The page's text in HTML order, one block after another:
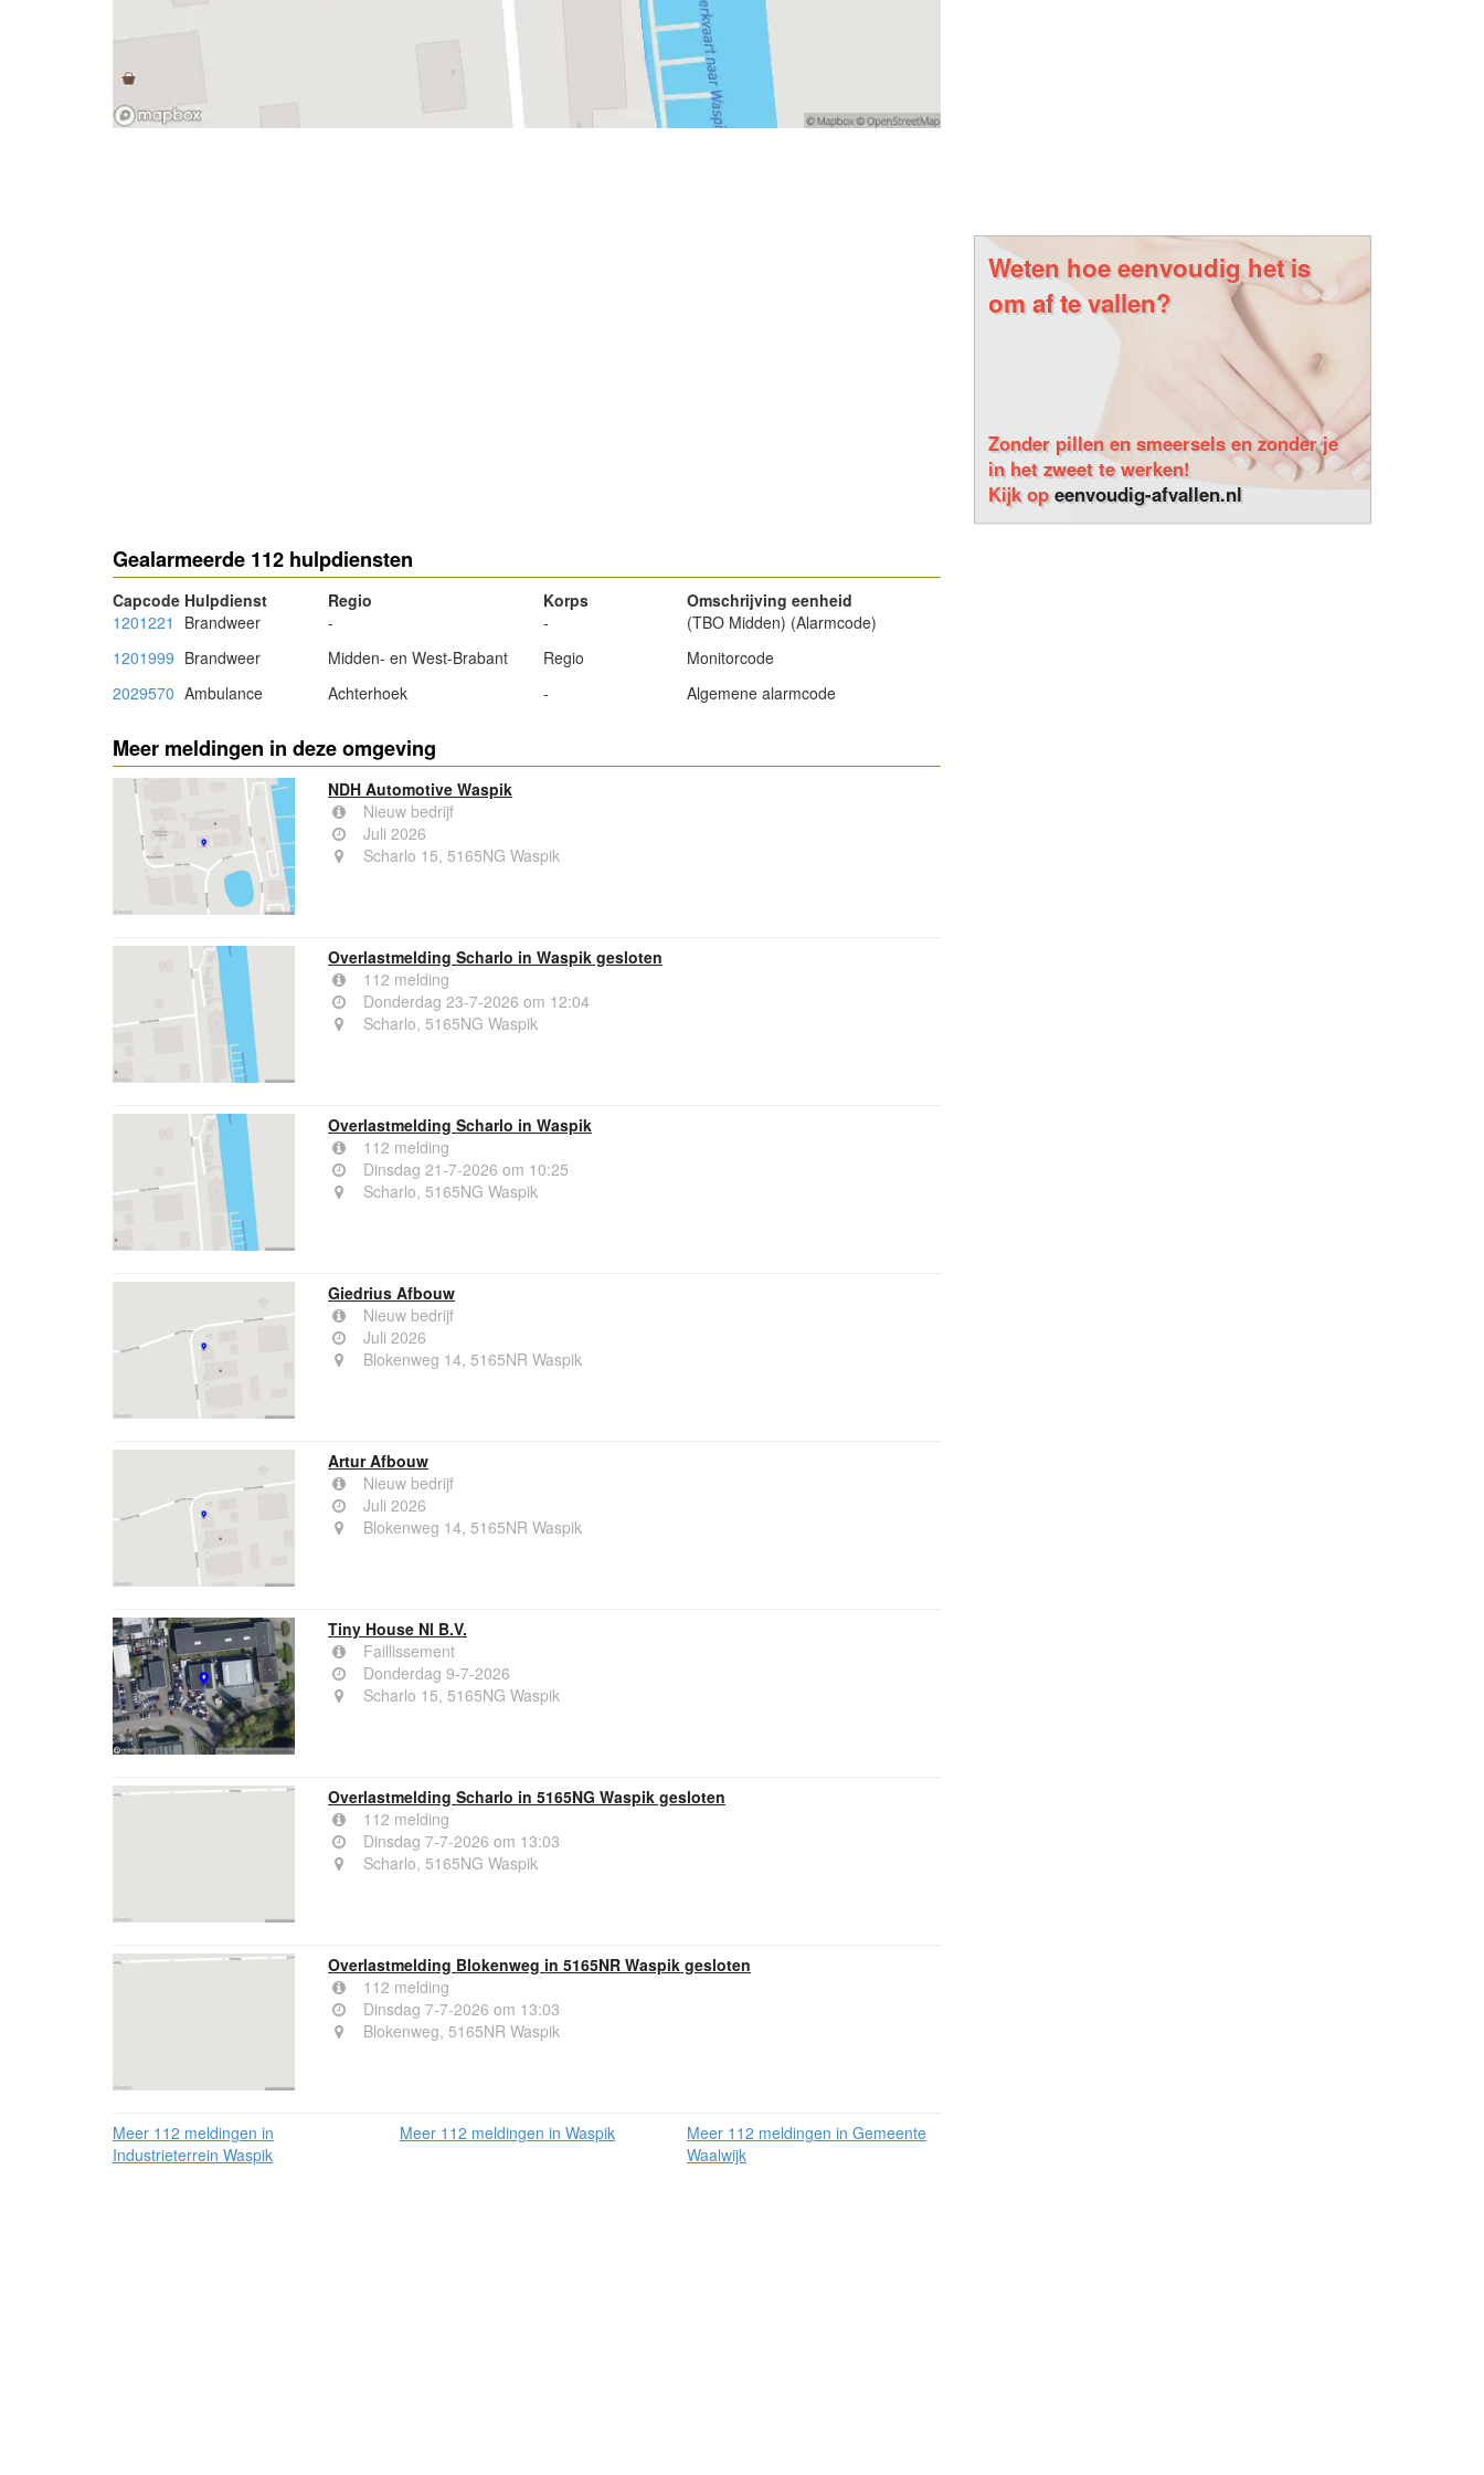
Gealarmeerde 112 hulpdiensten
Capcode Hulpdienst Regio Korps
Omschrijving eenheid
1201221
Brandweer - -
(TBO Midden) (Alarmcode)
1201999 Brandweer Midden- en West-Brabant Regio
Monitorcode
2029570 Ambulance Achterhoek - Algemene alarmcode
Meer meldingen in deze omgeving
NDH Automotive Waspik
Nieuw bedrijf
Juli 2026
Scharlo 15, 5165NG Waspik
Overlastmelding Scharlo in Waspik gesloten
112 melding
Donderdag 23-7-2026 om 12:04
Scharlo, 5165NG Waspik
Overlastmelding Scharlo in Waspik
112 melding
Dinsdag 21-7-2026 om 10:25
Scharlo, 5165NG Waspik
Giedrius Afbouw
Nieuw bedrijf
Juli 2026
Blokenweg 14, 5165NR Waspik
Artur Afbouw
Nieuw bedrijf
Juli 2026
Blokenweg 14, 5165NR Waspik
Tiny House Nl B.V.
Faillissement
Donderdag 9-7-2026
Scharlo 15, 5165NG Waspik
Overlastmelding Scharlo in 5165NG Waspik gesloten
112 melding
Dinsdag 7-7-2026 om 13:03
Scharlo, 5165NG Waspik
Overlastmelding Blokenweg in 5165NR Waspik gesloten
112 melding
Dinsdag 7-7-2026 om 13:03
Blokenweg, 5165NR Waspik
Meer 112 meldingen in
Industrieterrein Waspik
Meer 112 meldingen in Waspik
Meer 112 meldingen in Gemeente
Waalwijk
Weten hoe eenvoudig het is
om af te vallen?
Zonder pillen en smeersels en zonder je
in het zweet te werken!
Kijk opeenvoudig-afvallen.nl